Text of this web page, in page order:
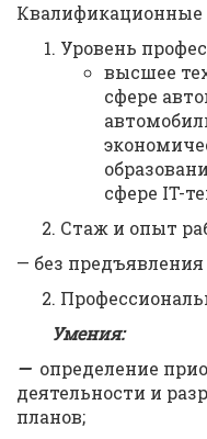
Квалификационные
Уровень
высшее
сфере
сфере IT-
Стаж и опыт
— без
Умения:
— определение
деятельности и
планов;